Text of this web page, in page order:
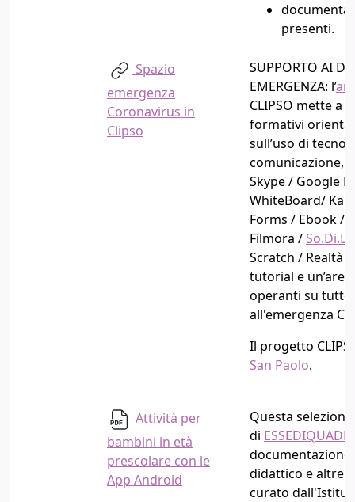
presenti.
Spazio
emergenza
Coronavirus in
Clipso
SUPPORTO AI
EMERGENZA: l’
CLIPSO mette a
formativi
sull’uso di
comunicazione,
Skype / Google
WhiteBoard/
Forms / Ebook /
Filmora /
Scratch / Realtà
tutorial e un’
operanti su tutto
all'emergenza
Il progetto
San Paolo.
Attività per
bambini in età
prescolare con le
App Android
Questa
di
didattico e altre
curato